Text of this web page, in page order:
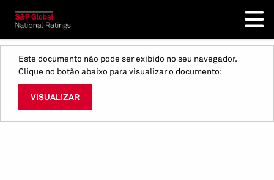
Este documento não pode ser exibido no seu navegador.
Clique no botão abaixo para visualizar o documento:
VISUALIZAR